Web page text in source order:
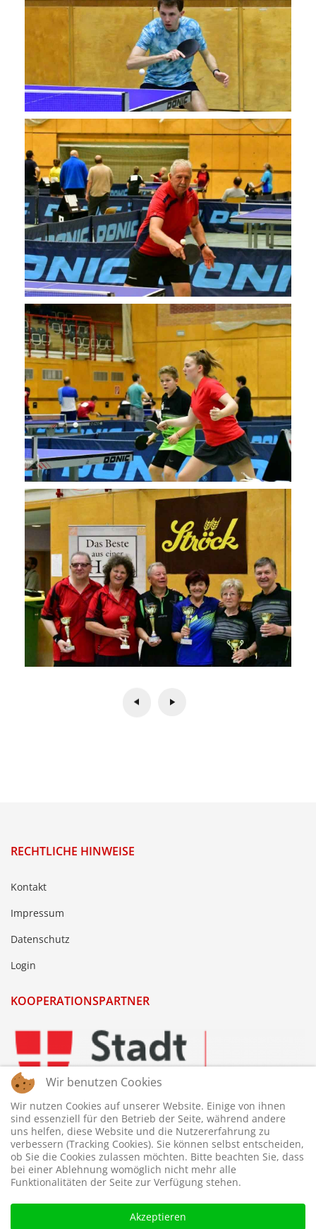
RECHTLICHE HINWEISE
Kontakt
Impressum
Datenschutz
Login
KOOPERATIONSPARTNER
Wir benutzen Cookies
Wir nutzen Cookies auf unserer Website. Einige von ihnen
sind essenziell für den Betrieb der Seite, während andere
uns helfen, diese Website und die Nutzererfahrung zu
verbessern (Tracking Cookies). Sie können selbst entscheiden,
ob Sie die Cookies zulassen möchten. Bitte beachten Sie, dass
bei einer Ablehnung womöglich nicht mehr alle
Funktionalitäten der Seite zur Verfügung stehen.
Akzeptieren